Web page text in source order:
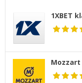
1XBET
Mozzart